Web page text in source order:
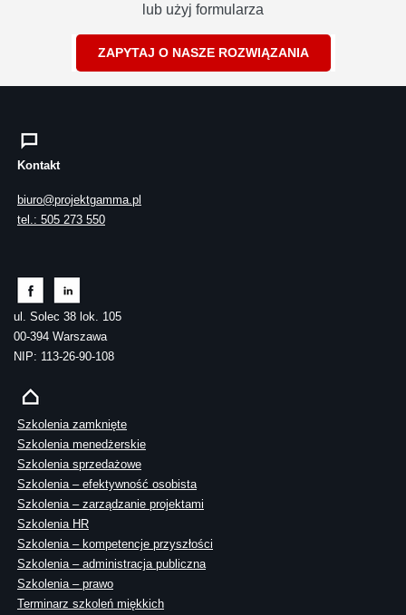
lub użyj formularza
ZAPYTAJ O NASZE ROZWIĄZANIA
Kontakt
biuro@projektgamma.pl
tel.: 505 273 550
ul. Solec 38 lok. 105
00-394 Warszawa
NIP: 113-26-90-108
Szkolenia zamknięte
Szkolenia menedżerskie
Szkolenia sprzedażowe
Szkolenia – efektywność osobista
Szkolenia – zarządzanie projektami
Szkolenia HR
Szkolenia – kompetencje przyszłości
Szkolenia – administracja publiczna
Szkolenia – prawo
Terminarz szkoleń miękkich